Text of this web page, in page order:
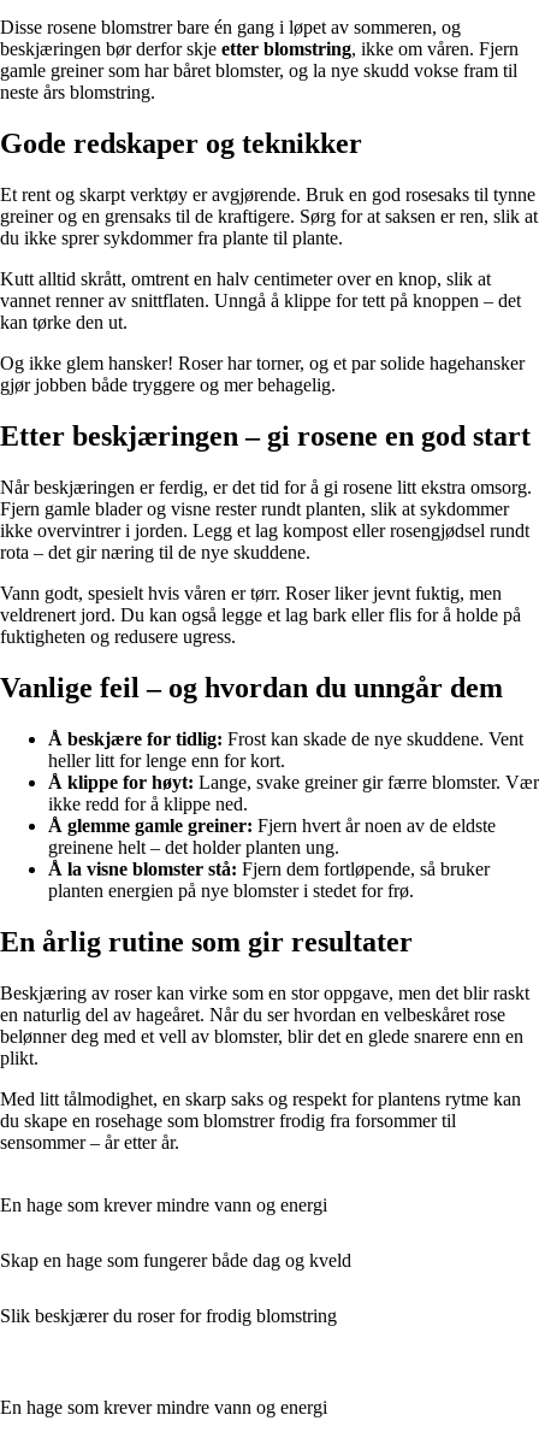
Disse rosene blomstrer bare én gang i løpet av sommeren, og
beskjæringen bør derfor skje etter blomstring, ikke om våren. Fjern
gamle greiner som har båret blomster, og la nye skudd vokse fram til
neste års blomstring.
Gode redskaper og teknikker
Et rent og skarpt verktøy er avgjørende. Bruk en god rosesaks til tynne
greiner og en grensaks til de kraftigere. Sørg for at saksen er ren, slik at
du ikke sprer sykdommer fra plante til plante.
Kutt alltid skrått, omtrent en halv centimeter over en knop, slik at
vannet renner av snittflaten. Unngå å klippe for tett på knoppen – det
kan tørke den ut.
Og ikke glem hansker! Roser har torner, og et par solide hagehansker
gjør jobben både tryggere og mer behagelig.
Etter beskjæringen – gi rosene en god start
Når beskjæringen er ferdig, er det tid for å gi rosene litt ekstra omsorg.
Fjern gamle blader og visne rester rundt planten, slik at sykdommer
ikke overvintrer i jorden. Legg et lag kompost eller rosengjødsel rundt
rota – det gir næring til de nye skuddene.
Vann godt, spesielt hvis våren er tørr. Roser liker jevnt fuktig, men
veldrenert jord. Du kan også legge et lag bark eller flis for å holde på
fuktigheten og redusere ugress.
Vanlige feil – og hvordan du unngår dem
Å beskjære for tidlig: Frost kan skade de nye skuddene. Vent
heller litt for lenge enn for kort.
Å klippe for høyt: Lange, svake greiner gir færre blomster. Vær
ikke redd for å klippe ned.
Å glemme gamle greiner: Fjern hvert år noen av de eldste
greinene helt – det holder planten ung.
Å la visne blomster stå: Fjern dem fortløpende, så bruker
planten energien på nye blomster i stedet for frø.
En årlig rutine som gir resultater
Beskjæring av roser kan virke som en stor oppgave, men det blir raskt
en naturlig del av hageåret. Når du ser hvordan en velbeskåret rose
belønner deg med et vell av blomster, blir det en glede snarere enn en
plikt.
Med litt tålmodighet, en skarp saks og respekt for plantens rytme kan
du skape en rosehage som blomstrer frodig fra forsommer til
sensommer – år etter år.
En hage som krever mindre vann og energi
Skap en hage som fungerer både dag og kveld
Slik beskjærer du roser for frodig blomstring
En hage som krever mindre vann og energi